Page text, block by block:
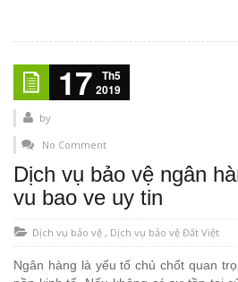
17
Th5
2019
by
No Comment
Dịch vụ bảo vệ ngân
vu bao ve uy tin
Dịch vụ bảo vệ , Dịch vụ bảo vệ Đất Việt
Ngân hàng là yếu tố chủ chốt quan